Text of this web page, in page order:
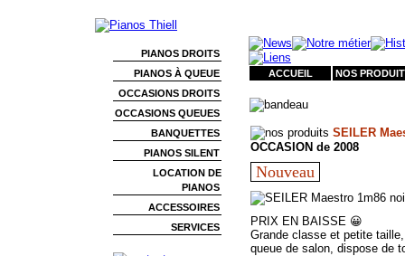
PIANOS DROITS
PIANOS À QUEUE
OCCASIONS DROITS
OCCASIONS QUEUES
BANQUETTES
PIANOS SILENT
LOCATION DE
PIANOS
ACCESSOIRES
SERVICES
ACCUEIL NOS
SEILER
OCCASION de 2008
Nouveau
PRIX EN BAISSE 😀
Grande classe et petite
queue de salon, dispose de